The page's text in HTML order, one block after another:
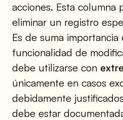
acciones. Esta columna
eliminar un registro
Es de suma
funcionalidad de
debe utilizarse con
únicamente en casos
debidamente
debe estar